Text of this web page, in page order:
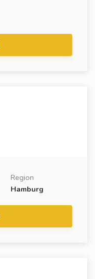
Region
Hamburg